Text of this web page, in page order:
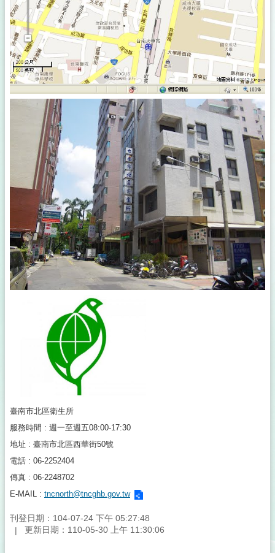
臺南市北區衛生所
服務時間 : 週一至週五08:00-17:30
地址 : 臺南市北區西華街50號
電話 : 06-2252404
傳真 : 06-2248702
E-MAIL : tncnorth@tncghb.gov.tw
刊登日期：104-07-24 下午 05:27:48
更新日期：110-05-30 上午 11:30:06